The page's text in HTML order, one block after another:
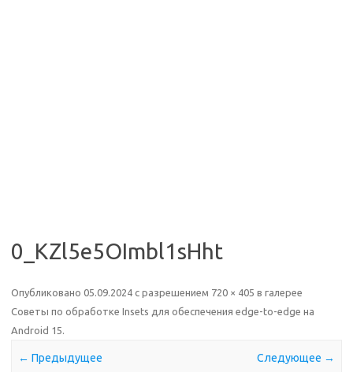
0_KZl5e5OImbl1sHht
Опубликовано 05.09.2024 с разрешением 720 × 405 в галерее
Советы по обработке Insets для обеспечения edge-to-edge на
Android 15.
← Предыдущее Следующее →